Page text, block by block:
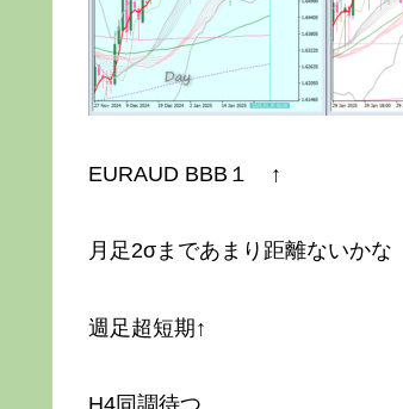
EURAUD BBB１ ↑
月足2σまであまり距離ないかな
週足超短期↑
H4同調待つ